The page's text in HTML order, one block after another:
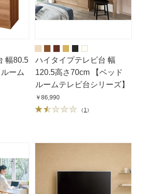
幅80.5
ーム
ハイタイプテレビ台 幅
120.5高さ70cm 【ベッド
ルームテレビ台シリーズ】
￥86,990
（ 1 ）